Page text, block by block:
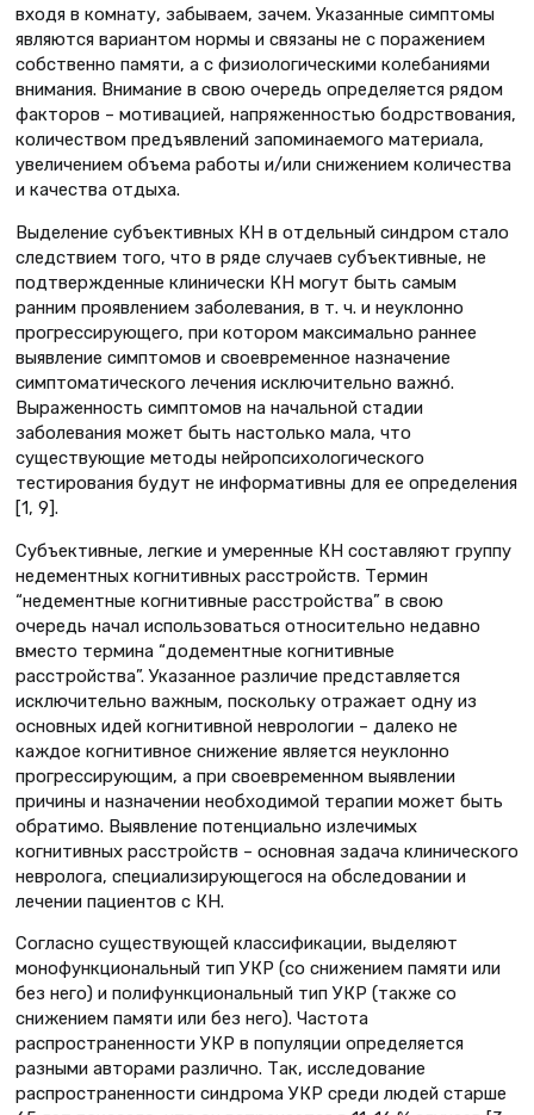
входя в комнату, забываем, зачем. Указанные симптомы
являются вариантом нормы и связаны не с поражением
собственно памяти, а с физиологическими колебаниями
внимания. Внимание в свою очередь определяется рядом
факторов – мотивацией, напряженностью бодрствования,
количеством предъявлений запоминаемого материала,
увеличением объема работы и/или снижением количества
и качества отдыха.
Выделение субъективных КН в отдельный синдром стало
следствием того, что в ряде случаев субъективные, не
подтвержденные клинически КН могут быть самым
ранним проявлением заболевания, в т. ч. и неуклонно
прогрессирующего, при котором максимально раннее
выявление симптомов и своевременное назначение
симптоматического лечения исключительно важнó.
Выраженность симптомов на начальной стадии
заболевания может быть настолько мала, что
существующие методы нейропсихологического
тестирования будут не информативны для ее определения
[1, 9].
Субъективные, легкие и умеренные КН составляют группу
недементных когнитивных расстройств. Термин
“недементные когнитивные расстройства” в свою
очередь начал использоваться относительно недавно
вместо термина “додементные когнитивные
расстройства”. Указанное различие представляется
исключительно важным, поскольку отражает одну из
основных идей когнитивной неврологии – далеко не
каждое когнитивное снижение является неуклонно
прогрессирующим, а при своевременном выявлении
причины и назначении необходимой терапии может быть
обратимо. Выявление потенциально излечимых
когнитивных расстройств – основная задача клинического
невролога, специализирующегося на обследовании и
лечении пациентов с КН.
Согласно существующей классификации, выделяют
монофункциональный тип УКР (со снижением памяти или
без него) и полифункциональный тип УКР (также со
снижением памяти или без него). Частота
распространенности УКР в популяции определяется
разными авторами различно. Так, исследование
распространенности синдрома УКР среди людей старше